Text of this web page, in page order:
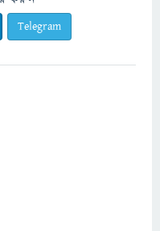
Telegram